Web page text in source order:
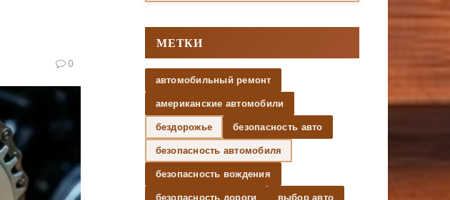
0
МЕТКИ
автомобильный ремонт
американские автомобили
бездорожье безопасность авто
безопасность автомобиля
безопасность вождения
безопасность дороги выбор авто